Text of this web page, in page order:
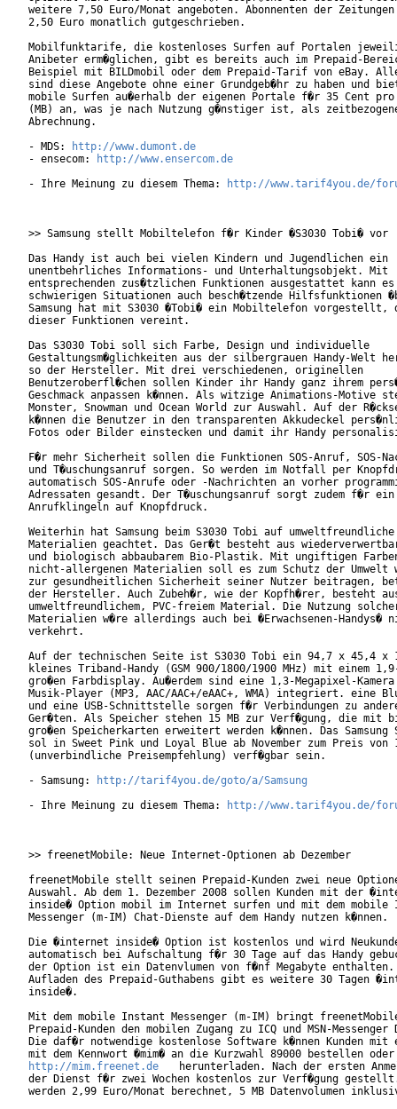
weitere 7,50 Euro/Monat angeboten. Abonnenten der Zeitungen
2,50 Euro monatlich gutgeschrieben.
Mobilfunktarife, die kostenloses Surfen auf Portalen
Anibeter erm�glichen, gibt es bereits auch im Prepaid-
Beispiel mit BILDmobil oder dem Prepaid-Tarif von eBay.
sind diese Angebote ohne einer Grundgeb�hr zu haben und
mobile Surfen au�erhalb der eigenen Portale f�r 35 Cent pro
(MB) an, was je nach Nutzung g�nstiger ist, als
Abrechnung.
- MDS:
http://www.dumont.de
- ensecom:
http://www.ensercom.de
- Ihre Meinung zu diesem Thema:
http://www.tarif4you.de/
>> Samsung stellt Mobiltelefon f�r Kinder �S3030 Tobi� vor
Das Handy ist auch bei vielen Kindern und Jugendlichen ein
unentbehrliches Informations- und Unterhaltungsobjekt. Mit
entsprechenden zus�tzlichen Funktionen ausgestattet kann
schwierigen Situationen auch besch�tzende Hilfsfunktionen
Samsung hat mit S3030 �Tobi� ein Mobiltelefon vorgestellt,
dieser Funktionen vereint.
Das S3030 Tobi soll sich Farbe, Design und individuelle
Gestaltungsm�glichkeiten aus der silbergrauen Handy-Welt
so der Hersteller. Mit drei verschiedenen, originellen
Benutzeroberfl�chen sollen Kinder ihr Handy ganz ihrem
Geschmack anpassen k�nnen. Als witzige Animations-Motive
Monster, Snowman und Ocean World zur Auswahl. Auf der
k�nnen die Benutzer in den transparenten Akkudeckel
Fotos oder Bilder einstecken und damit ihr Handy
F�r mehr Sicherheit sollen die Funktionen SOS-Anruf, SOS-
und T�uschungsanruf sorgen. So werden im Notfall per
automatisch SOS-Anrufe oder -Nachrichten an vorher
Adressaten gesandt. Der T�uschungsanruf sorgt zudem f�r ein
Anrufklingeln auf Knopfdruck.
Weiterhin hat Samsung beim S3030 Tobi auf umweltfreundliche
Materialien geachtet. Das Ger�t besteht aus
und biologisch abbaubarem Bio-Plastik. Mit ungiftigen
nicht-allergenen Materialien soll es zum Schutz der Umwelt
zur gesundheitlichen Sicherheit seiner Nutzer beitragen,
der Hersteller. Auch Zubeh�r, wie der Kopfh�rer, besteht
umweltfreundlichem, PVC-freiem Material. Die Nutzung
Materialien w�re allerdings auch bei �Erwachsenen-Handys�
verkehrt.
Auf der technischen Seite ist S3030 Tobi ein 94,7 x 45,4 x
kleines Triband-Handy (GSM 900/1800/1900 MHz) mit einem
gro�en Farbdisplay. Au�erdem sind eine 1,3-Megapixel-
Musik-Player (MP3, AAC/AAC+/eAAC+, WMA) integriert. eine
und eine USB-Schnittstelle sorgen f�r Verbindungen zu
Ger�ten. Als Speicher stehen 15 MB zur Verf�gung, die mit
gro�en Speicherkarten erweitert werden k�nnen. Das Samsung
sol in Sweet Pink und Loyal Blue ab November zum Preis von
(unverbindliche Preisempfehlung) verf�gbar sein.
- Samsung:
http://tarif4you.de/goto/a/Samsung
- Ihre Meinung zu diesem Thema:
http://www.tarif4you.de/
>> freenetMobile: Neue Internet-Optionen ab Dezember
freenetMobile stellt seinen Prepaid-Kunden zwei neue
Auswahl. Ab dem 1. Dezember 2008 sollen Kunden mit der
inside� Option mobil im Internet surfen und mit dem mobile
Messenger (m-IM) Chat-Dienste auf dem Handy nutzen k�nnen.
Die �internet inside� Option ist kostenlos und wird
automatisch bei Aufschaltung f�r 30 Tage auf das Handy
der Option ist ein Datenvlumen von f�nf Megabyte enthalten.
Aufladen des Prepaid-Guthabens gibt es weitere 30 Tagen
inside�.
Mit dem mobile Instant Messenger (m-IM) bringt
Prepaid-Kunden den mobilen Zugang zu ICQ und MSN-
Die daf�r notwendige kostenlose Software k�nnen Kunden mit
http://mim.freenet.de
herunterladen. Nach der ersten
der Dienst f�r zwei Wochen kostenlos zur Verf�gung gestellt.
werden 2,99 Euro/Monat berechnet, 5 MB Datenvolumen